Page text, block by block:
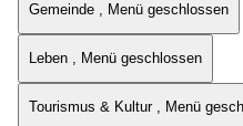
Gemeinde , Menü geschlossen
Leben , Menü geschlossen
Tourismus & Kultur , Menü